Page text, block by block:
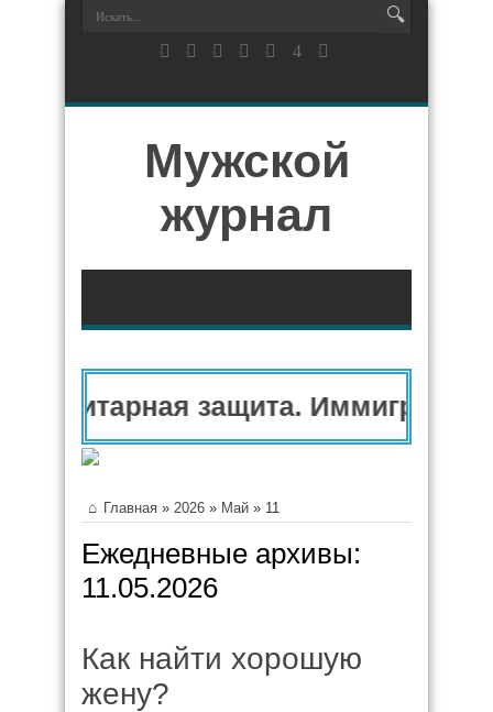
Мужской
журнал
защита.
Главная » 2026 » Май » 11
Ежедневные архивы:
11.05.2026
Как найти хорошую
жену?